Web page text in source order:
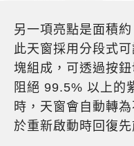
另一項亮點是面積
此天窗採用分段式
塊組成，可透過按
阻絕 99.5% 以上的
時，天窗會自動轉
於重新啟動時回復先